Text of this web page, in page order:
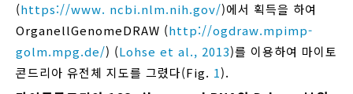
(https://www. ncbi.nlm.nih.gov/)에서 획득을 하여
OrganellGenomeDRAW (http://ogdraw.mpimp-
golm.mpg.de/) (Lohse et al., 2013)를 이용하여 마이토
콘드리아 유전체 지도를 그렸다(Fig. 1).